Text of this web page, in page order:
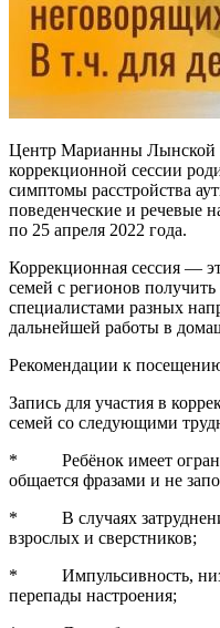
Центр Марианны Лынской
коррекционной сессии
симптомы расстройства
поведенческие и речевые
по 25 апреля 2022 года.
Коррекционная сессия —
семей с регионов
специалистами разных
дальнейшей работы в
Рекомендации к
Запись для участия в
семей со следующими
* Ребёнок имеет
общается фразами и не
* В случаях
взрослых и сверстников;
* Импульсивность,
перепады настроения;